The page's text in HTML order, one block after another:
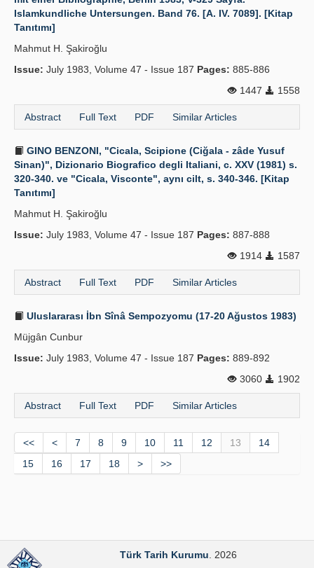
Islamkundliche Untersungen. Band 76. [A. IV. 7089]. [Kitap
Tanıtımı]
Mahmut H. Şakiroğlu
Issue: July 1983, Volume 47 - Issue 187 Pages: 885-886
1447
1558
Abstract Full Text PDF Similar Articles
GINO BENZONI, "Cicala, Scipione (Ciğala - zâde Yusuf
Sinan)", Dizionario Biografico degli Italiani, c. XXV (1981) s.
320-340. ve "Cicala, Visconte", aynı cilt, s. 340-346. [Kitap
Tanıtımı]
Mahmut H. Şakiroğlu
Issue: July 1983, Volume 47 - Issue 187 Pages: 887-888
1914
1587
Abstract Full Text PDF Similar Articles
Uluslararası İbn Sînâ Sempozyomu (17-20 Ağustos 1983)
Müjgân Cunbur
Issue: July 1983, Volume 47 - Issue 187 Pages: 889-892
3060
1902
Abstract Full Text PDF Similar Articles
<< < 7 8 9 10 11 12 13
14
15
16 17 18 > >>
Türk Tarih Kurumu . 2026